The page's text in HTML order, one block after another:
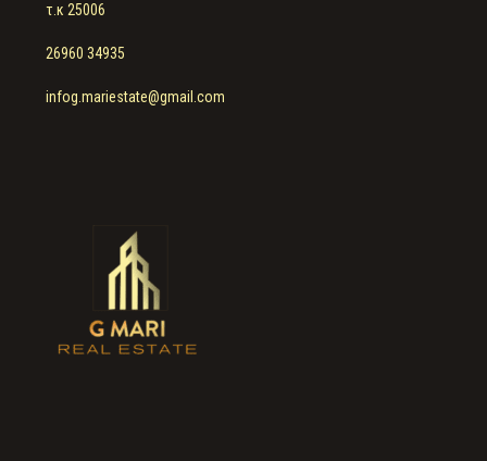
τ.κ 25006
26960 34935
infog.mariestate@gmail.com